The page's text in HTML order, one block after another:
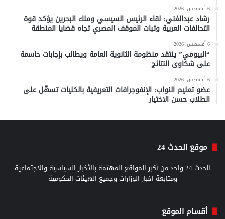
6 أغسطس، 2026
رشاد عبدالغني: لقاء الرئيس السيسي وملك البحرين يؤكد قوة
التحالفات العربية وثبات الموقف المصري تجاه قضايا المنطقة
6 أغسطس، 2026
“البيومي” ينتقد منظومة الثانوية العامة ويطالب بإجابات حاسمة
على شكاوى النتائج
6 أغسطس، 2026
عضو تعليم النواب: الإنفوجرافات التعريفية بالكليات تسهّل على
الطلاب حسن الاختيار
موقع الحدث 24
الحدث 24 واحد من أكبر المواقع المهتمة بالأخبار السياسية والاجتماعية
ومتابعة اخبار الوزارات وجميع الهيئات الحكومية
أقسام الموقع